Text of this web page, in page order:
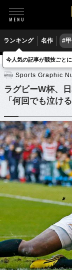
ランキング 名作 #
ラグビー ラグビー日
Sports Graphic
ラグビーW杯、
「何回でも泣け
今人気の記事が競技ごと